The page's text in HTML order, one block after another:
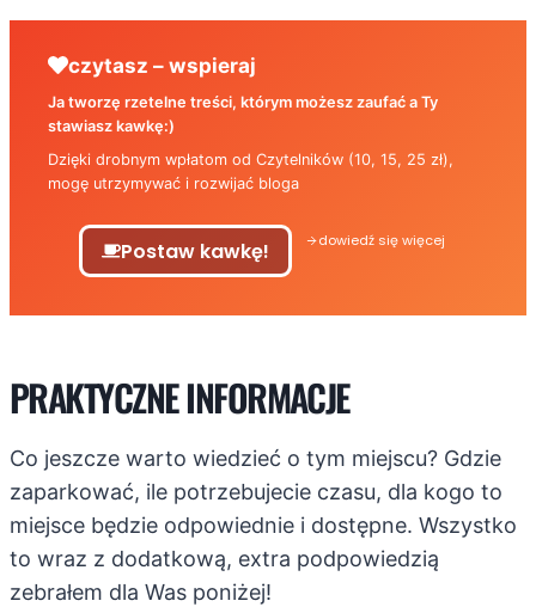
czytasz – wspieraj
Ja tworzę rzetelne treści, którym możesz zaufać a Ty
stawiasz kawkę:)
Dzięki drobnym wpłatom od Czytelników (10, 15, 25 zł),
mogę utrzymywać i rozwijać bloga
Postaw kawkę! dowiedź się więcej
PRAKTYCZNE INFORMACJE
Co jeszcze warto wiedzieć o tym miejscu? Gdzie
zaparkować, ile potrzebujecie czasu, dla kogo to
miejsce będzie odpowiednie i dostępne. Wszystko
to wraz z dodatkową, extra podpowiedzią
zebrałem dla Was poniżej!